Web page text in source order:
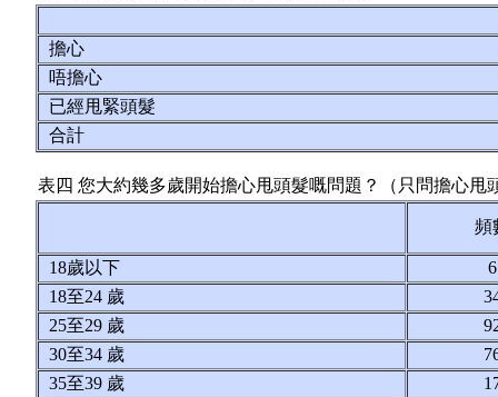
擔心
唔擔心
已經甩緊頭髮
合計
表四 您大約幾多歲開始擔心甩頭髮嘅問題？（只問擔心甩
頻
18歲以下
18至24 歲
25至29 歲
30至34 歲
35至39 歲